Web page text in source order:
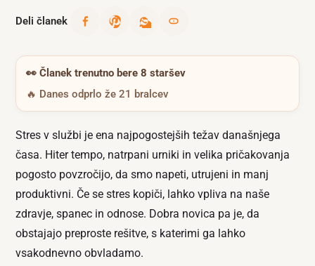
Deli članek
👀Članek trenutno bere 8 staršev
🔥 Danes odprlo že 21 bralcev
Stres v službi je ena najpogostejših težav današnjega
časa. Hiter tempo, natrpani urniki in velika pričakovanja
pogosto povzročijo, da smo napeti, utrujeni in manj
produktivni. Če se stres kopiči, lahko vpliva na naše
zdravje, spanec in odnose. Dobra novica pa je, da
obstajajo preproste rešitve, s katerimi ga lahko
vsakodnevno obvladamo.